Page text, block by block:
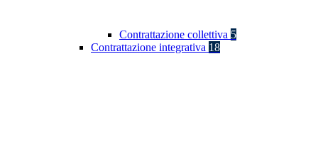
Contrattazione collettiva 5
Contrattazione integrativa 18